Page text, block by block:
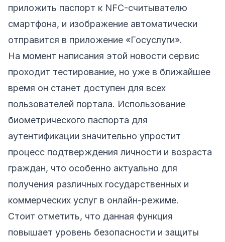
приложить паспорт к NFC-считывателю
смартфона, и изображение автоматически
отправится в приложение «Госуслуги».
На момент написания этой новости сервис
проходит тестирование, но уже в ближайшее
время он станет доступен для всех
пользователей портала. Использование
биометрического паспорта для
аутентификации значительно упростит
процесс подтверждения личности и возраста
граждан, что особенно актуально для
получения различных государственных и
коммерческих услуг в онлайн-режиме.
Стоит отметить, что данная функция
повышает уровень безопасности и защиты